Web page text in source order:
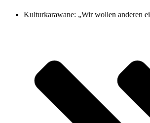
Kulturkarawane: „Wir wollen anderen